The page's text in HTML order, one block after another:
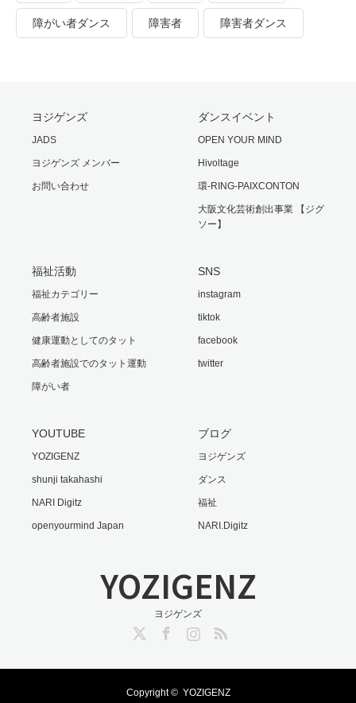
障がい者ダンス 障害者 障害者ダンス
ヨジゲンズ
JADS
ヨジゲンズ メンバー
お問い合わせ
ダンスイベント
OPEN YOUR MIND
Hivoltage
環-RING-PAIXCONTON
大阪文化芸術創出事業 【ジグ
ソー】
福祉活動
福祉カテゴリー
高齢者施設
健康運動としてのタット
高齢者施設でのタット運動
障がい者
SNS
instagram
tiktok
facebook
twitter
YOUTUBE
YOZIGENZ
shunji takahashi
NARI Digitz
openyourmind Japan
ブログ
ヨジゲンズ
ダンス
福祉
NARI.Digitz
YOZIGENZ
ヨジゲンズ
InstagramRSS
Copyright © YOZIGENZ